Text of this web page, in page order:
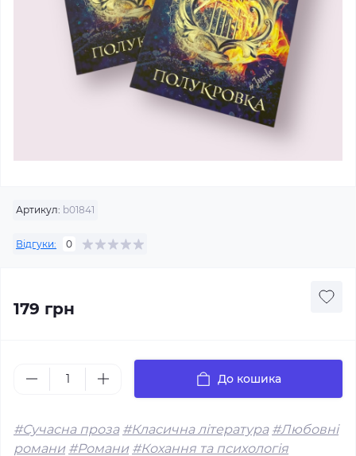
Артикул: b01841
Відгуки: 0
179 грн
До кошика
#Сучасна проза #Класична література #Любовні
романи #Романи #Кохання та психологія